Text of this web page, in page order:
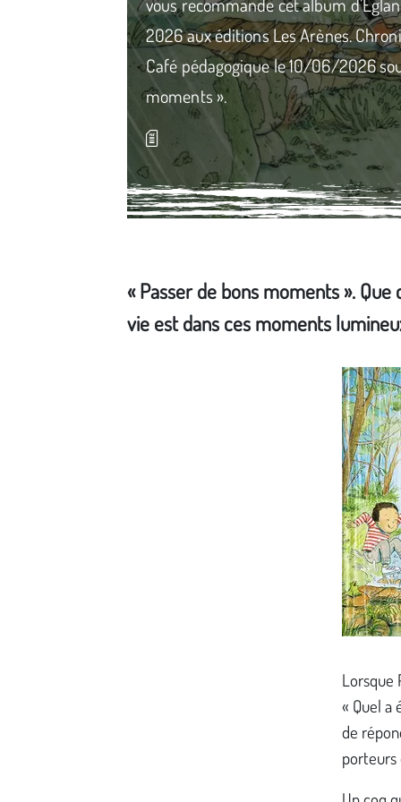
2026 aux éditions Les Arènes.
Café pédagogique le 10/06/2026
moments ».
« Passer de bons moments ».
vie est dans ces moments
Lorsque
« Quel a
de